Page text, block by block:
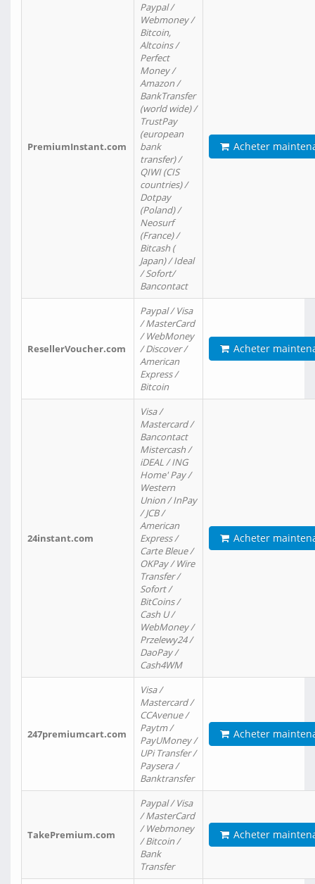
PremiumInstant.com
Paypal /
Webmoney /
Bitcoin,
Altcoins /
Perfect
Money /
Amazon /
BankTransfer
(world wide) /
TrustPay
(european
bank
transfer) /
QIWI (CIS
countries) /
Dotpay
(Poland) /
Neosurf
(France) /
Bitcash (
Japan) / Ideal
/ Sofort/
Bancontact
Acheter
ResellerVoucher.com
Paypal / Visa
/ MasterCard
/ WebMoney
/ Discover /
American
Express /
Bitcoin
Acheter
24instant.com
Visa /
Mastercard /
Bancontact
Mistercash /
iDEAL / ING
Home' Pay /
Western
Union / InPay
/ JCB /
American
Express /
Carte Bleue /
OKPay / Wire
Transfer /
Sofort /
BitCoins /
Cash U /
WebMoney /
Przelewy24 /
DaoPay /
Cash4WM
Acheter
247premiumcart.com
Visa /
Mastercard /
CCAvenue /
Paytm /
PayUMoney /
UPi Transfer /
Paysera /
Banktransfer
Acheter
TakePremium.com
Paypal / Visa
/ MasterCard
/ Webmoney
/ Bitcoin /
Bank
Transfer
Acheter